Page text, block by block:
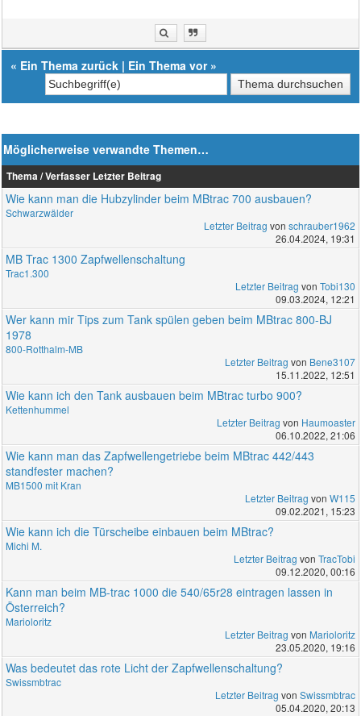
« Ein Thema zurück | Ein Thema vor»
Möglicherweise verwandte Themen…
Thema / Verfasser Letzter Beitrag
Wie kann man die Hubzylinder beim MBtrac 700 ausbauen?
Schwarzwälder
Letzter Beitrag von schrauber1962
26.04.2024, 19:31
MB Trac 1300 Zapfwellenschaltung
Trac1.300
Letzter Beitrag von Tobi130
09.03.2024, 12:21
Wer kann mir Tips zum Tank spülen geben beim MBtrac 800-BJ
1978
800-Rotthalm-MB
Letzter Beitrag von Bene3107
15.11.2022, 12:51
Wie kann ich den Tank ausbauen beim MBtrac turbo 900?
Kettenhummel
Letzter Beitrag von Haumoaster
06.10.2022, 21:06
Wie kann man das Zapfwellengetriebe beim MBtrac 442/443
standfester machen?
MB1500 mit Kran
Letzter Beitrag von W115
09.02.2021, 15:23
Wie kann ich die Türscheibe einbauen beim MBtrac?
Michi M.
Letzter Beitrag von TracTobi
09.12.2020, 00:16
Kann man beim MB-trac 1000 die 540/65r28 eintragen lassen in
Österreich?
Marioloritz
Letzter Beitrag von Marioloritz
23.05.2020, 19:16
Was bedeutet das rote Licht der Zapfwellenschaltung?
Swissmbtrac
Letzter Beitrag von Swissmbtrac
05.04.2020, 20:13